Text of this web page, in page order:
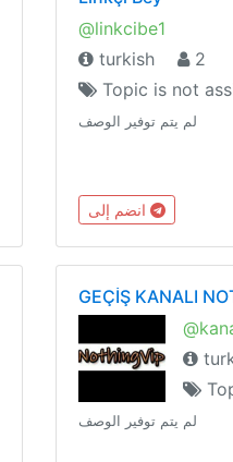
@linkcibe1
turkish
2
Topic is not
لم يتم توفير الوصف
GEÇİŞ KANALI
لم يتم توفير الوصف